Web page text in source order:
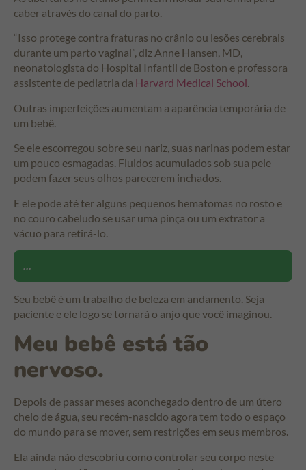
caber através do canal do parto.
“Isso protege contra fraturas no crânio ou lesões cerebrais
durante um parto vaginal”, diz Anne Hansen, MD,
neonatologista do Hospital Infantil de Boston e professora
assistente de pediatria da Harvard Medical School.
Outras imperfeições aumentam a aparência temporária de
um bebê.
Se ele escorregou sobre seu nariz, suas narinas podem estar
um pouco esmagadas. Fluidos acumulados sob sua pele
podem fazer seus olhos parecerem inchados.
E ele pode até ter alguns pequenos hematomas no rosto e
no couro cabeludo se usar uma pinça ou um extrator a
vácuo para retirá-lo.
...
Seu bebê é um trabalho de beleza em andamento. Seja
paciente e ele logo se tornará o anjo que você imaginou.
Meu bebê está tão
nervoso.
Depois de passar meses aconchegado dentro de um útero
cheio de água, seu recém-nascido agora tem todo o espaço
do mundo para se mover, sem restrições em seus membros.
Ela ainda não descobriu como controlar seu corpo neste